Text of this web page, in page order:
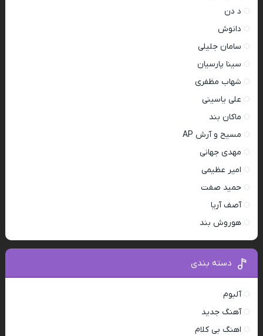
د دن
دانوش
سامان جلیلی
سینا پارسیان
شهاب مظفری
علی یاسینی
ماکان بند
مسیح و آرش AP
مهدی جهانی
امیر عظیمی
حمید صفت
آصف آریا
هوروش بند
دسته بندی
آلبوم
آهنگ جدید
اهنگ بی کلام